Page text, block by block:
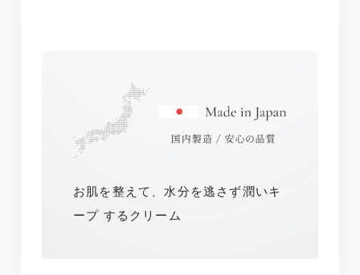
お肌を整えて、水分を逃さず潤いキ
ープ するクリーム